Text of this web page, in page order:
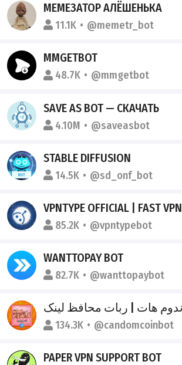
МЕМЕЗАТОР АЛЁШЕНЬКА
11.1K @memetr_bot
MMGETBOT
48.7K @mmgetbot
SAVE AS BOT — СКАЧАТЬ
4.10M @saveasbot
STABLE DIFFUSION
14.5K @sd_onf_bot
VPNTYPE OFFICIAL | FAST VPN
85.2K @vpntypebot
WANTTOPAY BOT
82.7K @wanttopaybot
134.3K @candomcoinbot
PAPER VPN SUPPORT BOT